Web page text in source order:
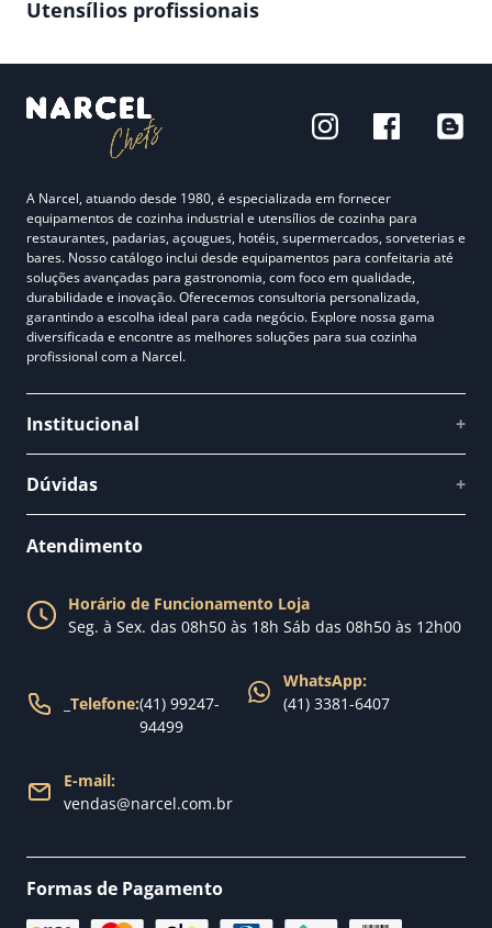
Utensílios profissionais
A Narcel, atuando desde 1980, é especializada em fornecer
equipamentos de cozinha industrial e utensílios de cozinha para
restaurantes, padarias, açougues, hotéis, supermercados, sorveterias e
bares. Nosso catálogo inclui desde equipamentos para confeitaria até
soluções avançadas para gastronomia, com foco em qualidade,
durabilidade e inovação. Oferecemos consultoria personalizada,
garantindo a escolha ideal para cada negócio. Explore nossa gama
diversificada e encontre as melhores soluções para sua cozinha
profissional com a Narcel.
Institucional +
Fale conosco
Nossa loja
Dúvidas +
Política de Trocas
Política de Entrega
Atendimento
Horário de Funcionamento Loja
Seg. à Sex. das 08h50 às 18h Sáb das 08h50 às 12h00
Telefone:(41) 99247-
94499
WhatsApp:
(41) 3381-6407
E-mail:
vendas@narcel.com.br
Formas de Pagamento